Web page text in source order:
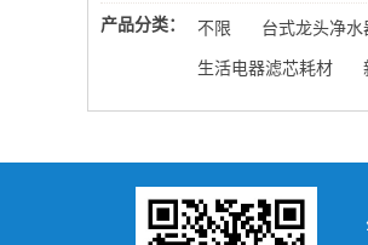
产品分类： 不限 台式龙头净水
生活电器滤芯耗材